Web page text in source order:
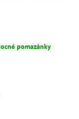
pomazánky